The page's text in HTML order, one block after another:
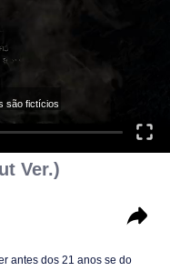
Ver.)
antes dos 21 anos se do